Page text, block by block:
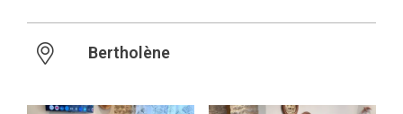
Bertholène